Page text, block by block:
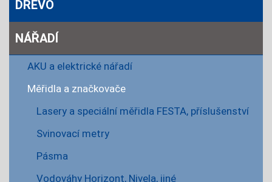
DŘEVO
NÁŘADÍ
AKU a elektrické nářadí
Měřidla a značkovače
Lasery a speciální měřidla FESTA, příslušenství
Svinovací metry
Pásma
Vodováhy Horizont, Nivela, jiné